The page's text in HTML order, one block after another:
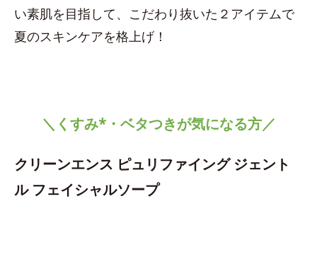
い素肌を目指して、こだわり抜いた２アイテムで
夏のスキンケアを格上げ！
＼くすみ*・ベタつきが気になる方／
クリーンエンス ピュリファイング ジェント
ル フェイシャルソープ